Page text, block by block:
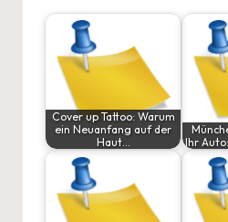
Cover up Tattoo: Warum
ein Neuanfang auf der
Haut…
Ihr